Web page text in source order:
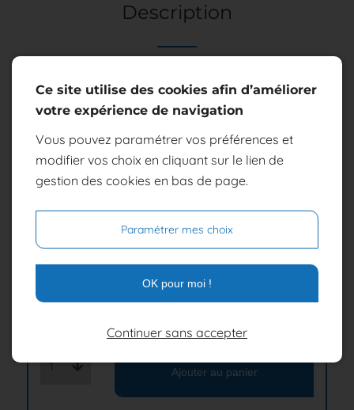
Description
Environ 250g par tranche.
Elevé en Ecosse et issu d'un élevage avec certification
Label Rouge.
Nom scientifique : salmo salar
au moment du retrait
16,90 €
Quantité
1 Ajouter au panier
Ce site utilise des cookies afin d’améliorer
votre expérience de navigation
Vous pouvez paramétrer vos préférences et
modifier vos choix en cliquant sur le lien de
gestion des cookies en bas de page.
Paramétrer mes choix
OK pour moi !
Continuer sans accepter